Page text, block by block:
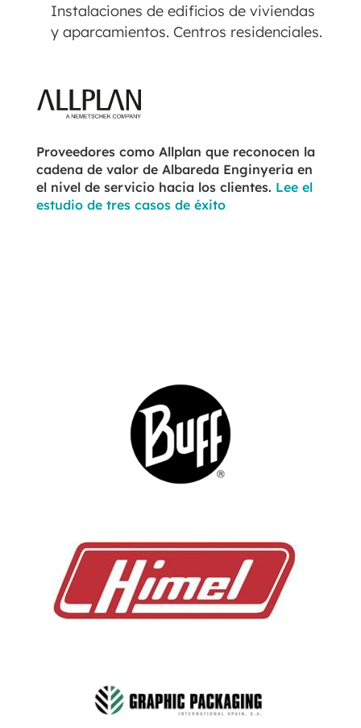
Instalaciones de edificios de viviendas
y aparcamientos. Centros residenciales.
Proveedores como Allplan que reconocen la
cadena de valor de Albareda Enginyeria en
el nivel de servicio hacia los clientes. Lee el
estudio de tres casos de éxito